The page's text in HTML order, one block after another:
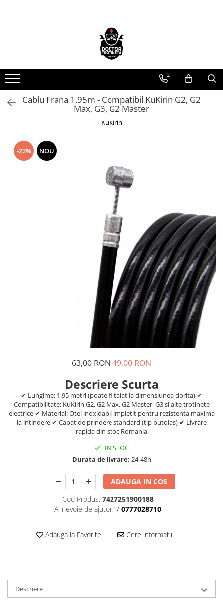
Toate produsele
Piese de schimb
https://www.doctortrotineta.ro/electrica
Acceleratie
Motoare
Cabluri
https://www.doctortrotineta.ro/frane
https://www.doctortrotineta.ro/lumini
https://www.doctortrotineta.ro/cadru
Cauciucuri
https://www.doctortrotineta.ro/camere-
de-aer
https://www.doctortrotineta.ro/cauciucuri-
https://www.doctortrotineta.ro/cauciucuri-
cauciucuri-bicicleta
Camere bicicleta
Cauciuc tubeless cu GEL antipană
Accesorii
Anvelope moto
Camere moto
2
Cablu Frana 1.95m - Compatibil KuKirin G2, G2
Max, G3, G2 Master
KuKirin
-22% NOU
63,00 RON49,00 RON
Descriere Scurta
✔ Lungime: 1.95 metri (poate fi taiat la dimensiunea dorita) ✔
Compatibilitate: KuKirin G2, G2 Max, G2 Master, G3 si alte trotinete
electrice ✔ Material: Otel inoxidabil impletit pentru rezistenta maxima
la intindere ✔ Capat de prindere standard (tip butoias) ✔ Livrare
rapida din stoc Romania
IN STOC
Durata de livrare: 24-48h
ADAUGA IN COS
Cod Produs: 7427251900188
Ai nevoie de ajutor? / 0777028710
Adauga la Favorite Cere informatii
Descriere